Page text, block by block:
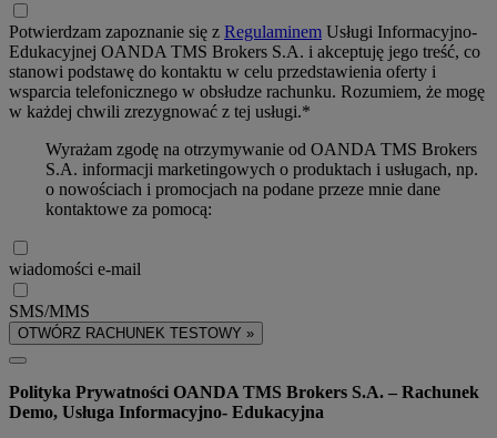
Potwierdzam zapoznanie się z Regulaminem Usługi Informacyjno-
Edukacyjnej OANDA TMS Brokers S.A. i akceptuję jego treść, co
stanowi podstawę do kontaktu w celu przedstawienia oferty i
wsparcia telefonicznego w obsłudze rachunku. Rozumiem, że mogę
w każdej chwili zrezygnować z tej usługi.*
Wyrażam zgodę na otrzymywanie od OANDA TMS Brokers
S.A. informacji marketingowych o produktach i usługach, np.
o nowościach i promocjach na podane przeze mnie dane
kontaktowe za pomocą:
wiadomości e-mail
SMS/MMS
OTWÓRZ RACHUNEK TESTOWY »
Polityka Prywatności OANDA TMS Brokers S.A. – Rachunek
Demo, Usługa Informacyjno- Edukacyjna